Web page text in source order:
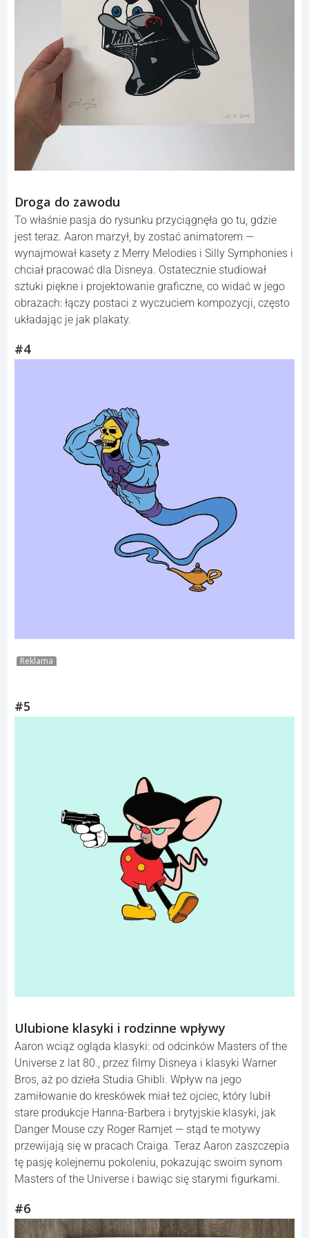
Droga do zawodu
To właśnie pasja do rysunku przyciągnęła go tu, gdzie
jest teraz. Aaron marzył, by zostać animatorem —
wynajmował kasety z Merry Melodies i Silly Symphonies i
chciał pracować dla Disneya. Ostatecznie studiował
sztuki piękne i projektowanie graficzne, co widać w jego
obrazach: łączy postaci z wyczuciem kompozycji, często
układając je jak plakaty.
#4
Reklama
#5
Ulubione klasyki i rodzinne wpływy
Aaron wciąż ogląda klasyki: od odcinków Masters of the
Universe z lat 80., przez filmy Disneya i klasyki Warner
Bros, aż po dzieła Studia Ghibli. Wpływ na jego
zamiłowanie do kreskówek miał też ojciec, który lubił
stare produkcje Hanna-Barbera i brytyjskie klasyki, jak
Danger Mouse czy Roger Ramjet — stąd te motywy
przewijają się w pracach Craiga. Teraz Aaron zaszczepia
tę pasję kolejnemu pokoleniu, pokazując swoim synom
Masters of the Universe i bawiąc się starymi figurkami.
#6